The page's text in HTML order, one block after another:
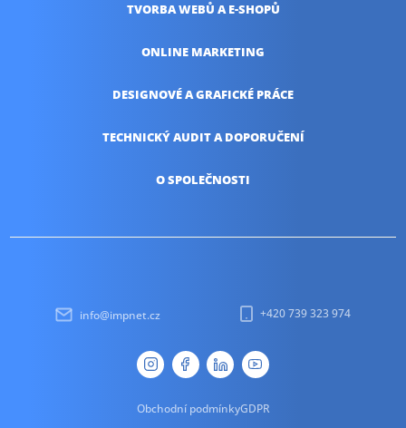
TVORBA WEBŮ A E-SHOPŮ
ONLINE MARKETING
DESIGNOVÉ AGRAFICKÉ PRÁCE
TECHNICKÝ AUDITA DOPORUČENÍ
O SPOLEČNOSTI
info@impnet.cz +420 739 323 974
Obchodní podmínkyGDPR